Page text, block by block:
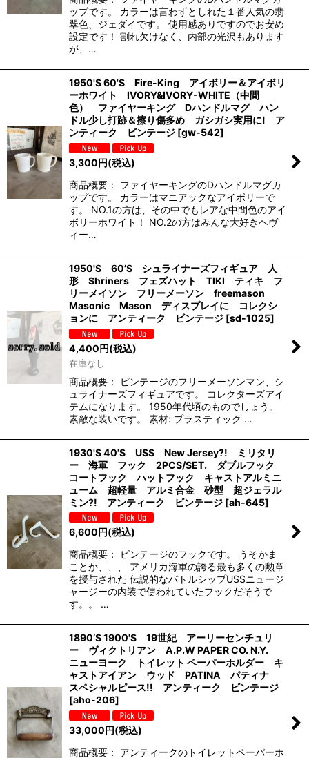
ップです。 カラーは言わずとしれた１番人気の翡
翠色、ジェダイです。 使用感ありですのでお安め
設定です！ 割れ欠けなく、内部の光沢もあります
が、…
1950'S 60'S Fire-King アイボリー＆アイボリ
ーホワイト IVORY&IVORY-WHITE（中間
色） ファイヤーキング Dハンドルマグ ハン
ドル少し打跡＆擦り傷多め ガシガシ実用に! ア
ンティーク ビンテージ [gw-542]
3,300円(税込)
商品概要： ファイヤーキングのDハンドルマグカ
ップです。 カラーはマニアックなアイボリーで
す。 NO.1の方は、その中でもレアな中間色のアイ
ボリーホワイト！ NO.2の方はみんな大好きヘヴ
ィー…
1950'S 60’S シュライナーズフィギュア 人
形 Shriners フェズハット TIKI ティキ フ
リーメイソン フリーメーソン freemason
Masonic Mason ディスプレイに コレクシ
ョンに アンティーク ビンテージ [sd-1025]
4,400円(税込)
在庫なし
商品概要： ビンテージのフリーメーソンマン、シ
ュライナーズフィギュアです。 コレクターズアイ
テムになります。 1950年代頃のものでしょう。
素敵な装いです。 素材: プラスティック …
1930'S 40'S USS New Jersey?! ミリタリ
ー 海軍 フック 2PCS/SET. ダブルフック
コートフック ハットフック キャストアルミニ
ューム 超軽量 アルミ合金 砂型 超ジェラル
ミン?! アンティーク ビンテージ [ah-645]
6,600円(税込)
商品概要： ビンテージのフックです。 うそかま
ことか、、、 アメリカ海軍の誇る最も多くの勲章
を授与された 伝説的なバトルシップUSSニュージ
ャージーの内装で使われていたフックだそうで
す。。 …
1890’S 1900'S 19世紀 アーリーセンチュリ
ー ヴィクトリアン A.P.W PAPER CO. N.Y.
ニューヨーク トイレット ペーパーホルダー キ
ャストアイアン ウッド PATINA パティナ
スペシャルピース!! アンティーク ビンテージ
[aho-206]
33,000円(税込)
商品概要： アンティークのトイレットペーパーホ